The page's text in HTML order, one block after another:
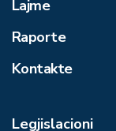
Lajme
Raporte
Kontakte
Legjislacioni